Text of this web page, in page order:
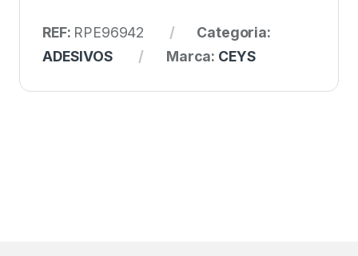
REF: RPE96942
Categoria:
ADESIVOS
Marca: CEYS